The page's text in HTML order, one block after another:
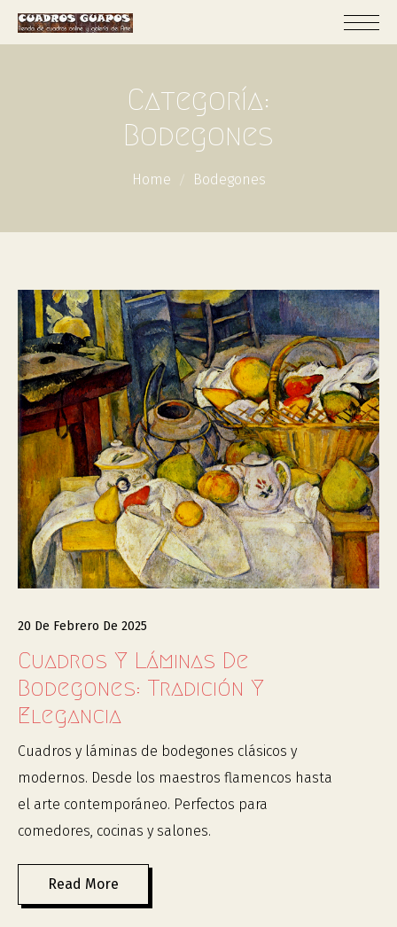
Categoría:
Bodegones
Home Bodegones
20 De Febrero De 2025
Cuadros Y Láminas De
Bodegones: Tradición Y
Elegancia
Cuadros y láminas de bodegones clásicos y
modernos. Desde los maestros flamencos hasta
el arte contemporáneo. Perfectos para
comedores, cocinas y salones.
Read More